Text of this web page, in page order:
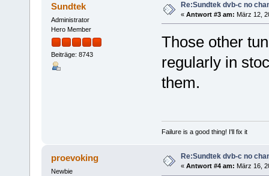
Sundtek
Administrator
Hero Member
Beiträge: 8743
Re:Sundtek dvb-c no
« Antwort #3 am: März 12,
Those other
regularly in
them.
Failure is a good thing! I'll fix it
proevoking
Newbie
Re:Sundtek dvb-c no
« Antwort #4 am: März 16,